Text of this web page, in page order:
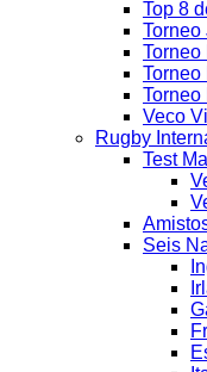
Top 8
Veco
Rugby
Test
Seis